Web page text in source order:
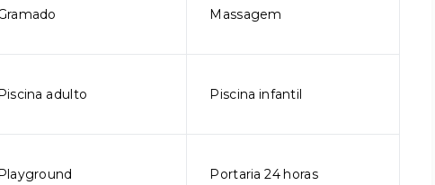
Massagem
adulto Piscina infantil
Portaria 24 horas